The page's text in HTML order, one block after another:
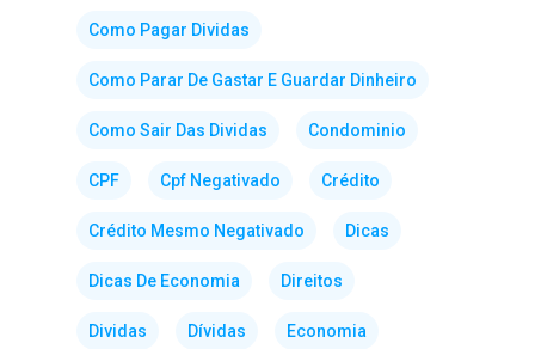
Como Pagar Dividas
Como Parar De Gastar E Guardar Dinheiro
Como Sair Das Dividas Condominio
CPF Cpf Negativado Crédito
Crédito Mesmo Negativado Dicas
Dicas De Economia Direitos
Dividas Dívidas Economia